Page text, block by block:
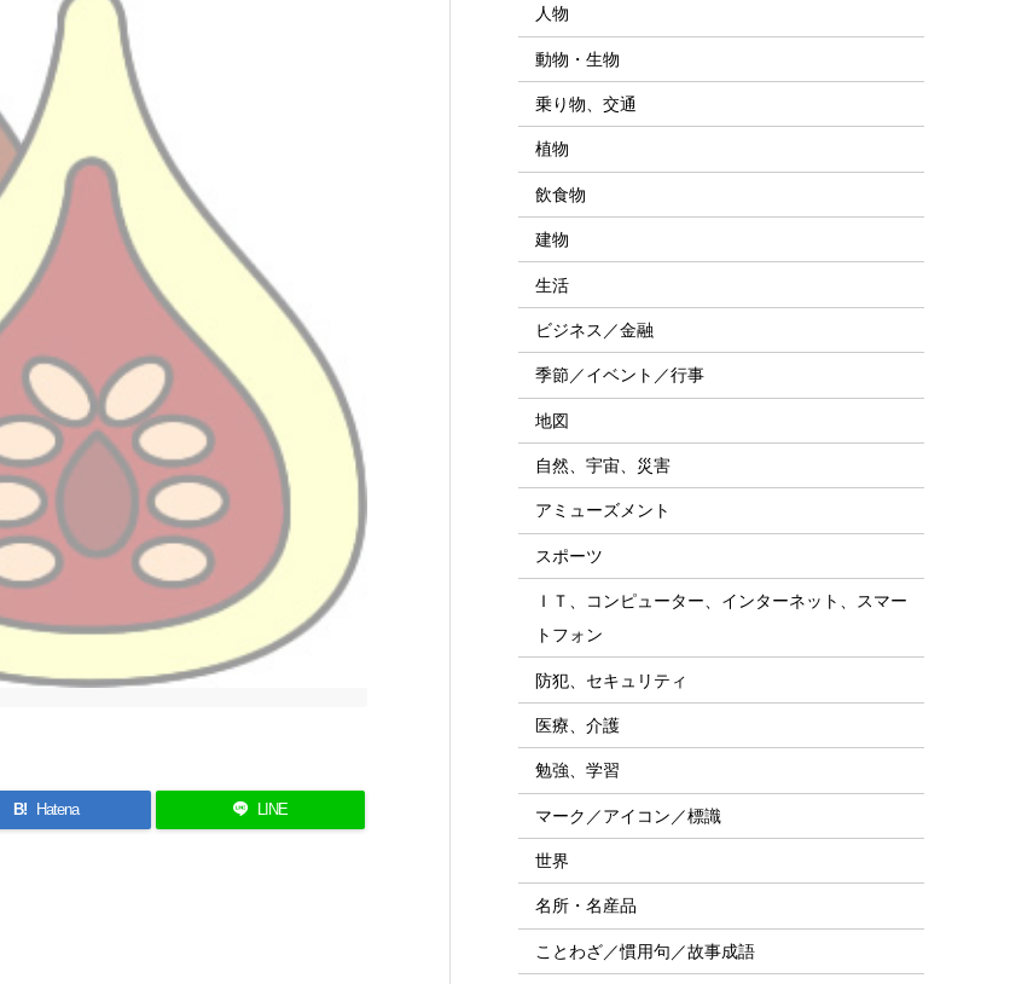
B! Hatena LINE
人物
動物・生物
乗り物、交通
植物
飲食物
建物
生活
ビジネス／金融
季節／イベント／行事
地図
自然、宇宙、災害
アミューズメント
スポーツ
ＩＴ、コンピューター、インターネット、スマー
トフォン
防犯、セキュリティ
医療、介護
勉強、学習
マーク／アイコン／標識
世界
名所・名産品
ことわざ／慣用句／故事成語